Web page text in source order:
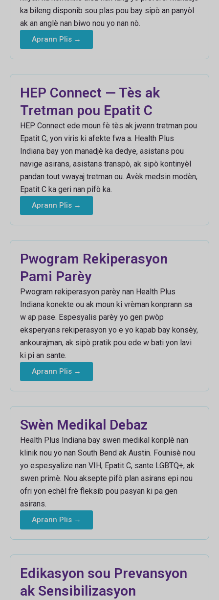
ka bileng disponib sou plas pou bay sipò an panyòl
ak an anglè nan biwo nou yo nan nò.
Aprann Plis →
HEP Connect — Tès ak
Tretman pou Epatit C
HEP Connect ede moun fè tès ak jwenn tretman pou
Epatit C, yon viris ki afekte fwa a. Health Plus
Indiana bay yon manadjè ka dedye, asistans pou
navige asirans, asistans transpò, ak sipò kontinyèl
pandan tout vwayaj tretman ou. Avèk medsin modèn,
Epatit C ka geri nan pifò ka.
Aprann Plis →
Pwogram Rekiperasyon
Pami Parèy
Pwogram rekiperasyon parèy nan Health Plus
Indiana konekte ou ak moun ki vrèman konprann sa
w ap pase. Espesyalis parèy yo gen pwòp
eksperyans rekiperasyon yo e yo kapab bay konsèy,
ankourajman, ak sipò pratik pou ede w bati yon lavi
ki pi an sante.
Aprann Plis →
Swèn Medikal Debaz
Health Plus Indiana bay swen medikal konplè nan
klinik nou yo nan South Bend ak Austin. Founisè nou
yo espesyalize nan VIH, Epatit C, sante LGBTQ+, ak
swen primè. Nou aksepte pifò plan asirans epi nou
ofri yon echèl frè fleksib pou pasyan ki pa gen
asirans.
Aprann Plis →
Edikasyon sou Prevansyon
ak Sensibilizasyon